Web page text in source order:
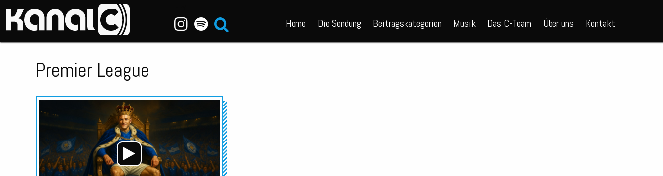
Home Die Sendung Beitragskategorien Musik Das C-Team Über uns Kontakt
Premier League
Audio-
Player